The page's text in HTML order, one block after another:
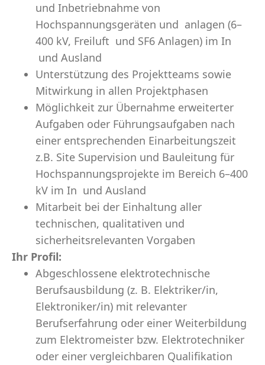
und Inbetriebnahme von
Hochspannungsgeräten und anlagen (6–
400 kV, Freiluft und SF6 Anlagen) im In
und Ausland
Unterstützung des Projektteams sowie
Mitwirkung in allen Projektphasen
Möglichkeit zur Übernahme erweiterter
Aufgaben oder Führungsaufgaben nach
einer entsprechenden Einarbeitungszeit
z.B. Site Supervision und Bauleitung für
Hochspannungsprojekte im Bereich 6–400
kV im In und Ausland
Mitarbeit bei der Einhaltung aller
technischen, qualitativen und
sicherheitsrelevanten Vorgaben
Ihr Profil:
Abgeschlossene elektrotechnische
Berufsausbildung (z. B. Elektriker/in,
Elektroniker/in) mit relevanter
Berufserfahrung oder einer Weiterbildung
zum Elektromeister bzw. Elektrotechniker
oder einer vergleichbaren Qualifikation